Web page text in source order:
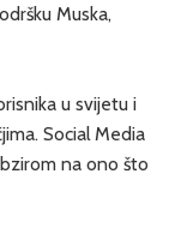
Muska,
u svijetu i
Social Media
na ono što